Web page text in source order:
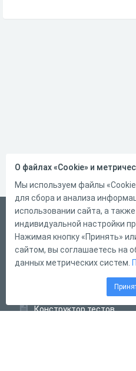
Русский
Справка
Форма обратной связи
Конструктор тестов
О файлах «Cookie» и
Мы используем файлы
для сбора и анализа
использовании сайта, а
индивидуальной настройки
Нажимая кнопку «Принять»
сайтом, вы соглашаетесь на
данных метрических систем.